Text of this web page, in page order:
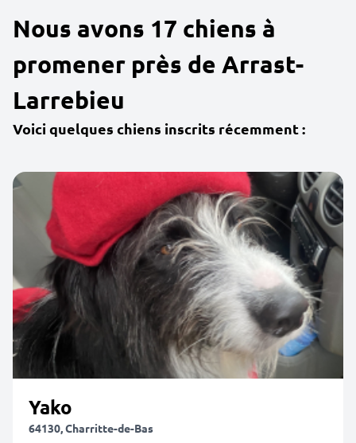
Nous avons 17 chiens à
promener près de Arrast-
Larrebieu
Voici quelques chiens inscrits récemment :
Yako
64130, Charritte-de-Bas